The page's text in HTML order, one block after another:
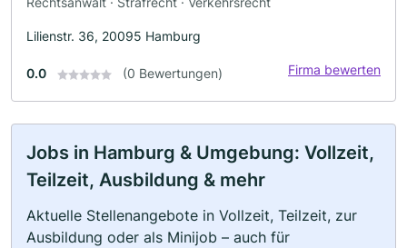
Lilienstr. 36, 20095 Hamburg
0.0 (0 Bewertungen) Firma bewerten
Jobs in Hamburg & Umgebung: Vollzeit,
Teilzeit, Ausbildung & mehr
Aktuelle Stellenangebote in Vollzeit, Teilzeit, zur
Ausbildung oder als Minijob – auch für